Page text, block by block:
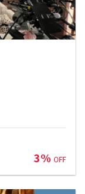
3% OFF